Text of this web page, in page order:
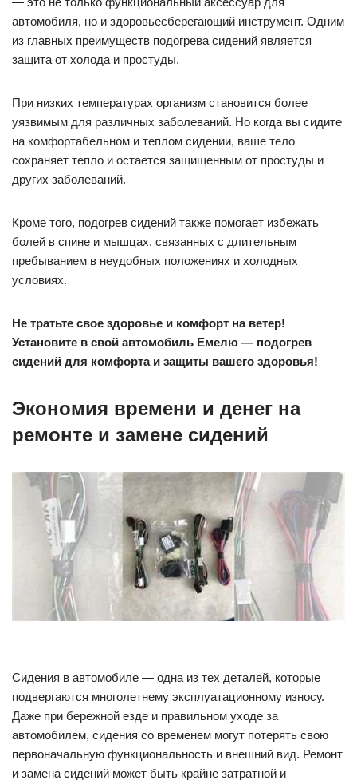
автомобиля, но и здоровьесберегающий инструмент. Одним
из главных преимуществ подогрева сидений является
защита от холода и простуды.
При низких температурах организм становится более
уязвимым для различных заболеваний. Но когда вы сидите
на комфортабельном и теплом сидении, ваше тело
сохраняет тепло и остается защищенным от простуды и
других заболеваний.
Кроме того, подогрев сидений также помогает избежать
болей в спине и мышцах, связанных с длительным
пребыванием в неудобных положениях и холодных
условиях.
Не тратьте свое здоровье и комфорт на ветер!
Установите в свой автомобиль Емелю — подогрев
сидений для комфорта и защиты вашего здоровья!
Экономия времени и денег на
ремонте и замене сидений
Сидения в автомобиле — одна из тех деталей, которые
подвергаются многолетнему эксплуатационному износу.
Даже при бережной езде и правильном уходе за
автомобилем, сидения со временем могут потерять свою
первоначальную функциональность и внешний вид. Ремонт
и замена сидений может быть крайне затратной и